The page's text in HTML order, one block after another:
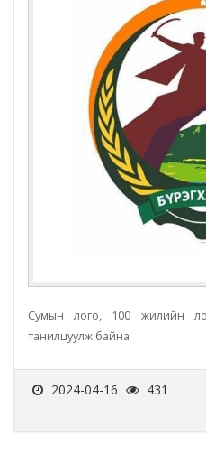
Сумын лого, 100 жилийн
танилцуулж байна
2024-04-16
431